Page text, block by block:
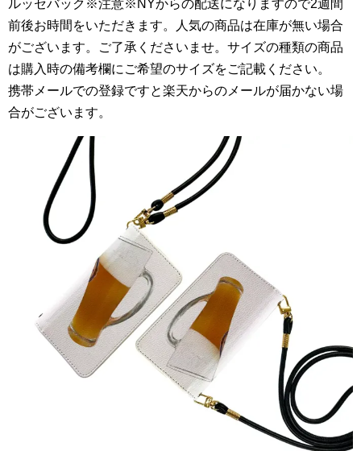
ルッセバック※注意※NYからの配送になりますので2週間
前後お時間をいただきます。人気の商品は在庫が無い場合
がございます。ご了承くださいませ。サイズの種類の商品
は購入時の備考欄にご希望のサイズをご記載ください。
携帯メールでの登録ですと楽天からのメールが届かない場
合がございます。